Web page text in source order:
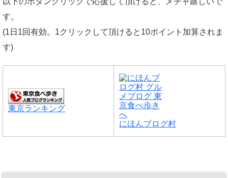
す。
(1日1回有効。1クリックして頂けると10ポイント加算されま
す)
東京ランキング
にほんブログ村